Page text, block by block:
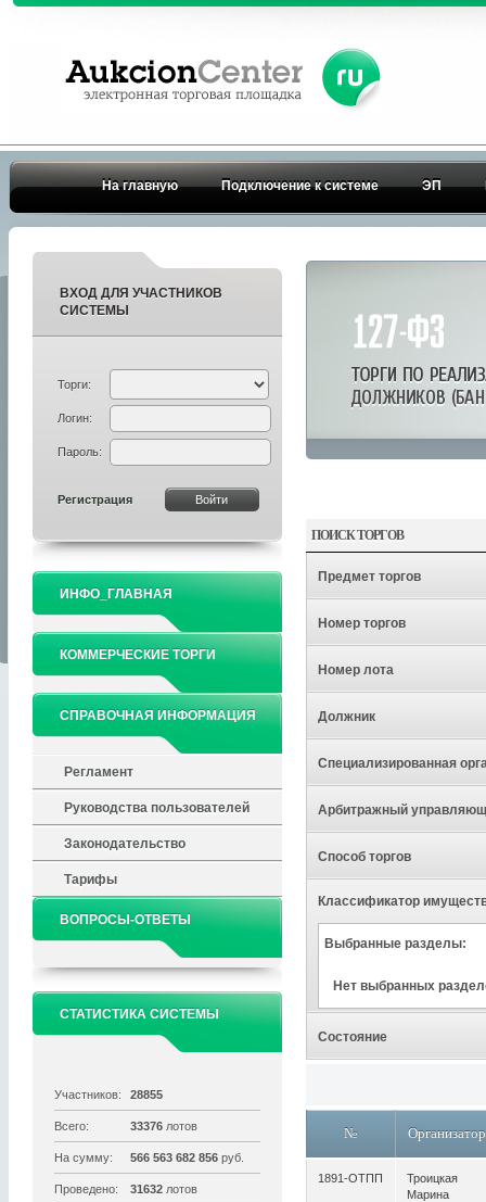
На главную Подключение к системе ЭП
ВХОД ДЛЯ УЧАСТНИКОВ
СИСТЕМЫ
Торги:
Логин:
Пароль:
Регистрация
ИНФО_ГЛАВНАЯ
КОММЕРЧЕСКИЕ ТОРГИ
СПРАВОЧНАЯ ИНФОРМАЦИЯ
Регламент
Руководства пользователей
Законодательство
Тарифы
ВОПРОСЫ-ОТВЕТЫ
СТАТИСТИКА СИСТЕМЫ
Участников: 28855
Всего: 33376 лотов
На сумму: 566 563 682 856 руб.
Проведено: 31632 лотов
ПОИСК ТОРГОВ
Предмет торгов
Номер торгов
Номер лота
Должник
Специализированная
Арбитражный
Способ торгов
Классификатор
Выбранные разделы:
Нет выбранных
Состояние
№ Организатор
1891-ОТПП
Троицкая
Марина